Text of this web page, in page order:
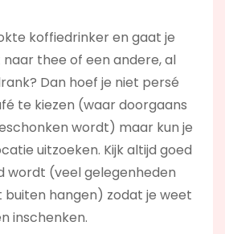
koffiedrinker en gaat je
thee of een andere, al
Dan hoef je niet persé
te kiezen (waar doorgaans
wordt) maar kun je
uitzoeken. Kijk altijd goed
wordt (veel gelegenheden
hangen) zodat je weet
inschenken.